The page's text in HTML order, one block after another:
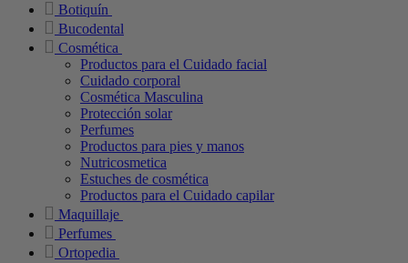
Botiquín
Bucodental
Cosmética
Productos para el Cuidado facial
Cuidado corporal
Cosmética Masculina
Protección solar
Perfumes
Productos para pies y manos
Nutricosmetica
Estuches de cosmética
Productos para el Cuidado capilar
Maquillaje
Perfumes
Ortopedia